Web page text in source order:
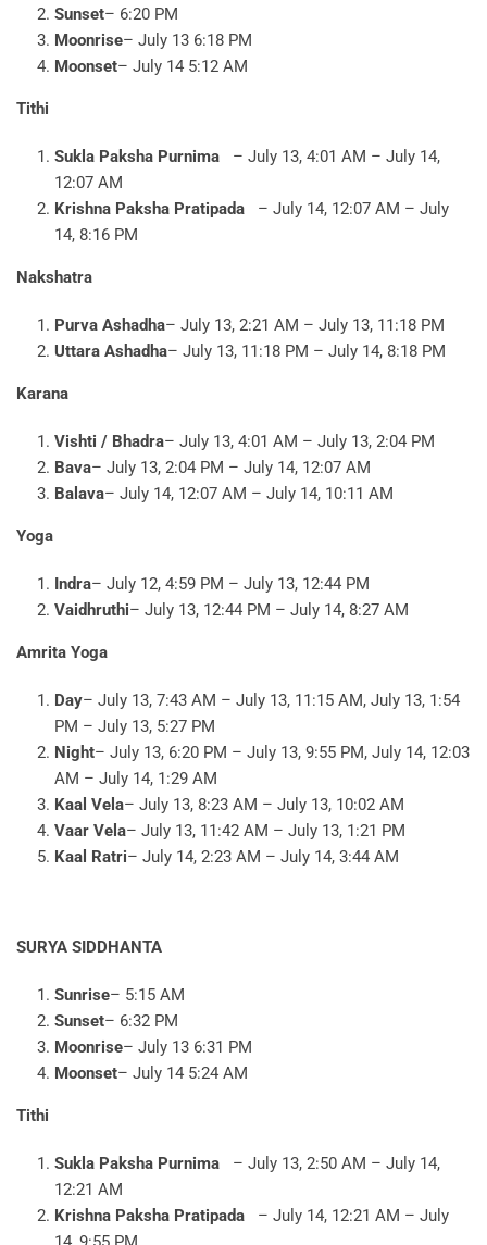
Sunset– 6:20 PM
Moonrise– July 13 6:18 PM
Moonset– July 14 5:12 AM
Tithi
Sukla Paksha Purnima
– July 13, 4:01 AM – July 14,
12:07 AM
Krishna Paksha Pratipada
– July 14, 12:07 AM – July
14, 8:16 PM
Nakshatra
Purva Ashadha– July 13, 2:21 AM – July 13, 11:18 PM
Uttara Ashadha– July 13, 11:18 PM – July 14, 8:18 PM
Karana
Vishti / Bhadra– July 13, 4:01 AM – July 13, 2:04 PM
Bava– July 13, 2:04 PM – July 14, 12:07 AM
Balava– July 14, 12:07 AM – July 14, 10:11 AM
Yoga
Indra– July 12, 4:59 PM – July 13, 12:44 PM
Vaidhruthi– July 13, 12:44 PM – July 14, 8:27 AM
Amrita Yoga
Day– July 13, 7:43 AM – July 13, 11:15 AM, July 13, 1:54
PM – July 13, 5:27 PM
Night– July 13, 6:20 PM – July 13, 9:55 PM, July 14, 12:03
AM – July 14, 1:29 AM
Kaal Vela– July 13, 8:23 AM – July 13, 10:02 AM
Vaar Vela– July 13, 11:42 AM – July 13, 1:21 PM
Kaal Ratri– July 14, 2:23 AM – July 14, 3:44 AM
SURYA SIDDHANTA
Sunrise– 5:15 AM
Sunset– 6:32 PM
Moonrise– July 13 6:31 PM
Moonset– July 14 5:24 AM
Tithi
Sukla Paksha Purnima
– July 13, 2:50 AM – July 14,
12:21 AM
Krishna Paksha Pratipada
– July 14, 12:21 AM – July